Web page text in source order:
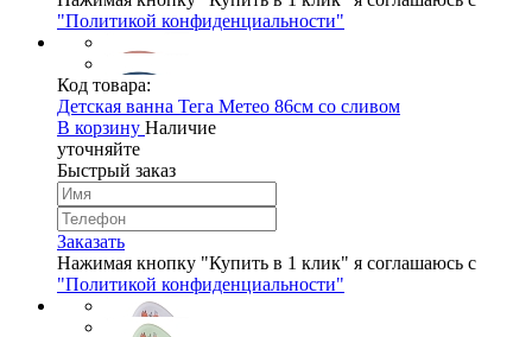
"Политикой конфиденциальности"
Код товара:
Детская ванна Тега Метео 86см со сливом
В корзину Наличие
уточняйте
Быстрый заказ
Заказать
Нажимая кнопку "Купить в 1 клик" я соглашаюсь с
"Политикой конфиденциальности"